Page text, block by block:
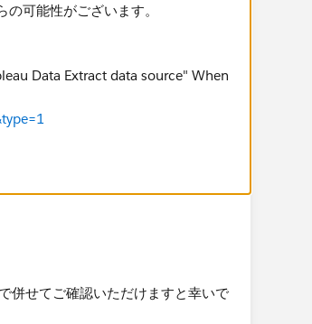
可能性がございます。
Data Extract data source" When
併せてご確認いただけますと幸いで